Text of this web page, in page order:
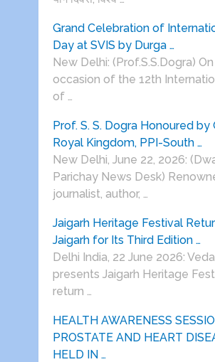
Grand Celebration of
Day at SVIS by Durga …
New Delhi: (Prof.S.S.Dogra)
occasion of the 12th
of …
Prof. S. S. Dogra Honoured by
Royal Kingdom, PPI-South …
New Delhi, June 22, 2026:
Parichay News Desk)
journalist, author, …
Jaigarh Heritage Festival
Jaigarh for Its Third Edition …
Delhi India, 22 June 2026:
presents Jaigarh Heritage
return …
HEALTH AWARENESS
PROSTATE AND HEART
HELD IN …